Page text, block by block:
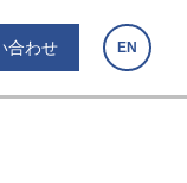
合わせ EN